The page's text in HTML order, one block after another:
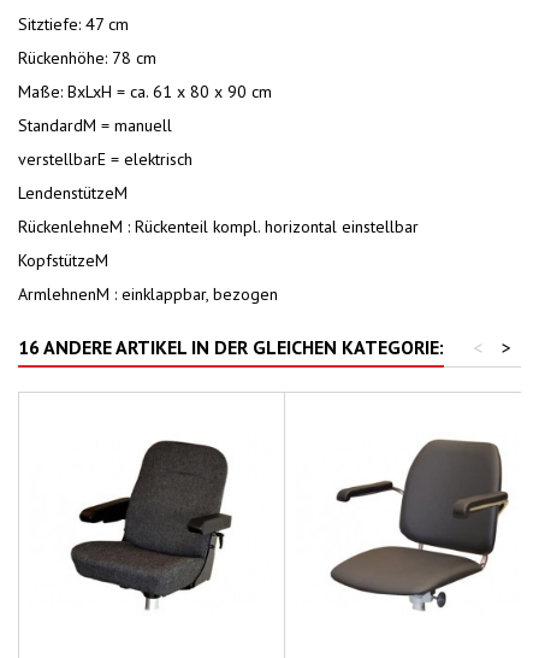
Sitztiefe: 47 cm
Rückenhöhe: 78 cm
Maße: BxLxH = ca. 61 x 80 x 90 cm
StandardM = manuell
verstellbarE = elektrisch
LendenstützeM
RückenlehneM : Rückenteil kompl. horizontal einstellbar
KopfstützeM
ArmlehnenM : einklappbar, bezogen
16 ANDERE ARTIKEL IN DER GLEICHEN KATEGORIE: >
<